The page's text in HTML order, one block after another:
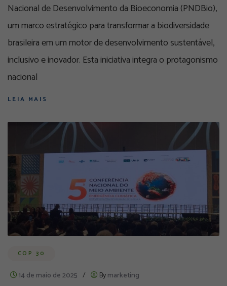
Nacional de Desenvolvimento da Bioeconomia (PNDBio),
um marco estratégico para transformar a biodiversidade
brasileira em um motor de desenvolvimento sustentável,
inclusivo e inovador. Esta iniciativa integra o protagonismo
nacional
LEIA MAIS
COP 30
14 de maio de 2025 / Bymarketing